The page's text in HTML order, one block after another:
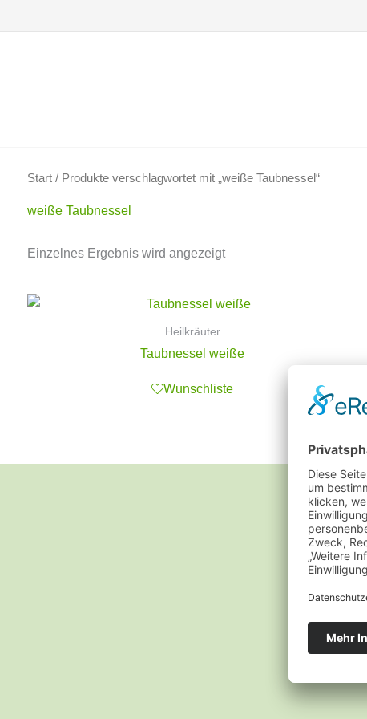
Inhalt
Start / Produkte verschlagwortet mit „weiße Taubnessel“
weiße Taubnessel
Einzelnes Ergebnis wird angezeigt
Heilkräuter
Taubnessel weiße
Wunschliste